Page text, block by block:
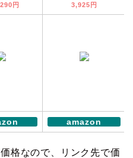
円 3,925円
amazon
格なので、リンク先で価